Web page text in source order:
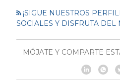
¡SIGUE NUESTROS
SOCIALES Y DISFRUTA DEL
MÓJATE Y COMPARTE